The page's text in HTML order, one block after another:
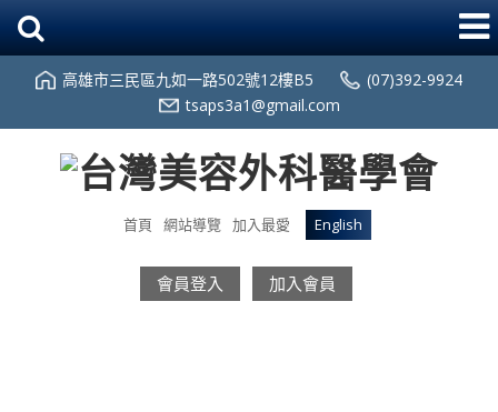
高雄市三民區九如一路502號12樓B5
(07)392-9924
tsaps3a1@gmail.com
首頁 網站導覽 加入最愛 English
會員登入 加入會員